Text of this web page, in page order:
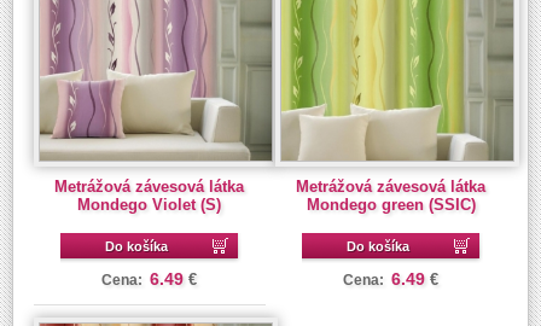
Metrážová závesová látka
Mondego Violet (S)
Do košíka
Cena: 6.49 €
Metrážová závesová látka
Mondego green (SSIC)
Do košíka
Cena: 6.49 €